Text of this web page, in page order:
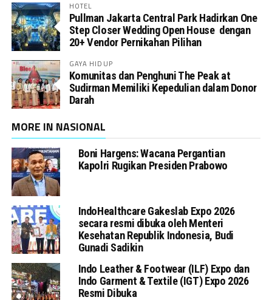
HOTEL
Pullman Jakarta Central Park Hadirkan One
Step Closer Wedding Open House dengan
20+ Vendor Pernikahan Pilihan
GAYA HIDUP
Komunitas dan Penghuni The Peak at
Sudirman Memiliki Kepedulian dalam Donor
Darah
MORE IN NASIONAL
Boni Hargens: Wacana Pergantian
Kapolri Rugikan Presiden Prabowo
IndoHealthcare Gakeslab Expo 2026
secara resmi dibuka oleh Menteri
Kesehatan Republik Indonesia, Budi
Gunadi Sadikin
Indo Leather & Footwear (ILF) Expo dan
Indo Garment & Textile (IGT) Expo 2026
Resmi Dibuka